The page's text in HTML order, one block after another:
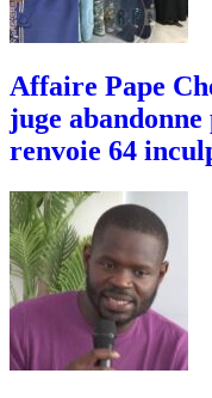
Affaire Pape
juge
renvoie 64